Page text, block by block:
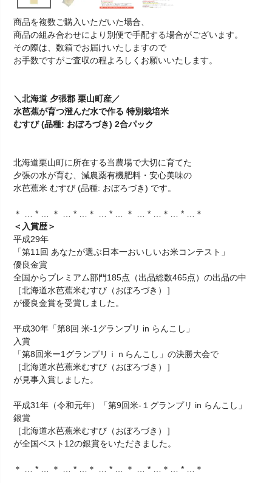
商品を複数ご購入いただいた場合、
商品の組み合わせにより別便で手配する場合がございます。
その際は、数箱でお届けいたしますので
お手数ですがご査収の程よろしくお願いいたします。
＼北海道 夕張郡 栗山町産／
水芭蕉が育つ澄んだ水で作る 特別栽培米
むすび (品種: おぼろづき) 2合パック
北海道栗山町に所在する当農場で大切に育てた
夕張の水が育む、減農薬有機肥料・安心美味の
水芭蕉米 むすび (品種: おぼろづき) です。
＊ … * … ＊ … * …＊ … * … ＊ … * …＊… * …＊
＜入賞歴＞
平成29年
「第11回 あなたが選ぶ日本一おいしいお米コンテスト」
優良金賞
全国からプレミアム部門185点（出品総数465点）の出品の中
［北海道水芭蕉米むすび（おぼろづき）］
が優良金賞を受賞しました。
平成30年「第8回 米-1グランプリ in らんこし」
入賞
「第8回米ー1グランプリｉｎらんこし」の決勝大会で
［北海道水芭蕉米むすび（おぼろづき）］
が見事入賞しました。
平成31年（令和元年）「第9回米-１グランプリ in らんこし」
銀賞
［北海道水芭蕉米むすび（おぼろづき）］
が全国ベスト12の銀賞をいただきました。
＊ … * … ＊ … * …＊ … * … ＊ … * …＊… * …＊